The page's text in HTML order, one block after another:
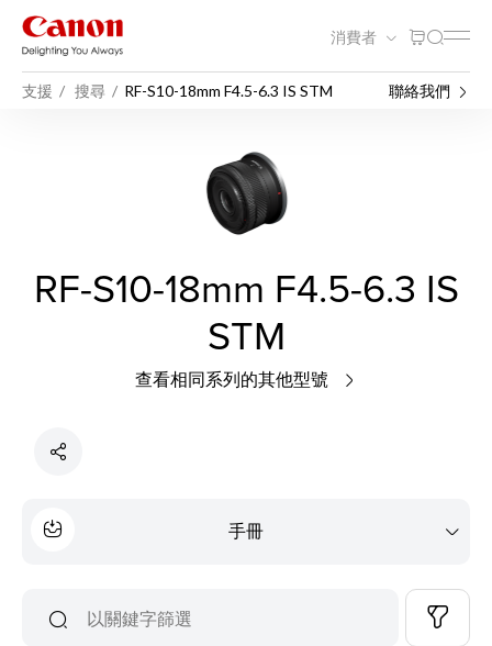
消費者
支援 搜尋 RF-S10-18mm F4.5-6.3 IS STM 聯絡我們
RF-S10-18mm F4.5-6.3 IS
STM
查看相同系列的其他型號
手冊